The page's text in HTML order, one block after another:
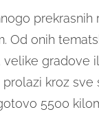
prekrasnih
Od onih
gradove
kroz sve
5500